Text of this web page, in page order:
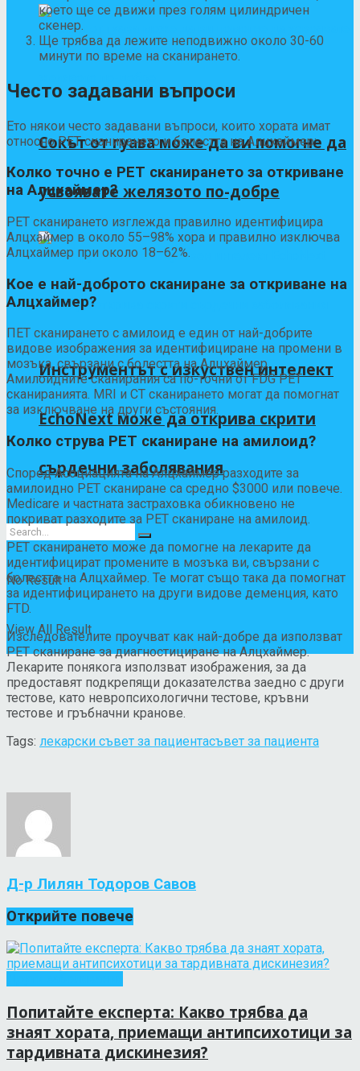
Сокът от гуава може да ви помогне да
усвоявате желязото по-добре
Инструментът с изкуствен интелект
EchoNext може да открива скрити
сърдечни заболявания
No Result
View All Result
което ще се движи през голям цилиндричен
скенер.
Ще трябва да лежите неподвижно около 30-60
минути по време на сканирането.
Често задавани въпроси
Ето някои често задавани въпроси, които хората имат
относно PET сканирането и болестта на Алцхаймер:
Колко точно е PET сканирането за откриване
на Алцхаймер?
PET сканирането изглежда правилно идентифицира
Алцхаймер в около 55–98% хора и правилно изключва
Алцхаймер при около 18–62%.
Кое е най-доброто сканиране за откриване на
Алцхаймер?
ПЕТ сканирането с амилоид е един от най-добрите
видове изображения за идентифициране на промени в
мозъка, свързани с болестта на Алцхаймер.
Амилоидните сканирания са по-точни от FDG PET
сканиранията. MRI и CT сканирането могат да помогнат
за изключване на други състояния.
Колко струва PET сканиране на амилоид?
Според Асоциацията на Алцхаймер разходите за
амилоидно PET сканиране са средно $3000 или повече.
Medicare и частната застраховка обикновено не
покриват разходите за PET сканиране на амилоид.
PET сканирането може да помогне на лекарите да
идентифицират промените в мозъка ви, свързани с
болестта на Алцхаймер. Те могат също така да помогнат
за идентифицирането на други видове деменция, като
FTD.
Изследователите проучват как най-добре да използват
PET сканиране за диагностициране на Алцхаймер.
Лекарите понякога използват изображения, за да
предоставят подкрепящи доказателства заедно с други
тестове, като невропсихологични тестове, кръвни
тестове и гръбначни кранове.
Tags: лекарски съвет за пациентасъвет за пациента
Д-р Лилян Тодоров Савов
Открийте повече
Попитайте експерта: Какво трябва да
знаят хората, приемащи антипсихотици за
тардивната дискинезия?